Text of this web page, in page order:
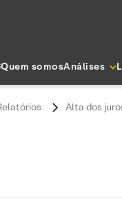
Quem somosAnálises
Alta dos